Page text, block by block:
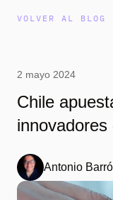
VOLVER AL BLOG
2 mayo 2024
Chile
innovadores
Antonio